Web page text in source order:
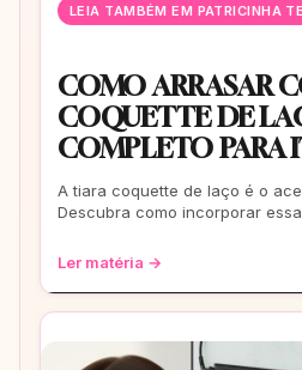
LEIA TAMBÉM EM PATRICINHA
COMO ARRASAR
COQUETTE DE
COMPLETO PARA
A tiara coquette de laço é o
Descubra como incorporar
Ler matéria →